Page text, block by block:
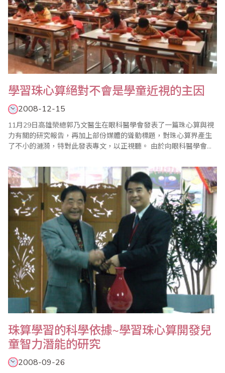
學習珠心算絕對不會是學童近視的主因
2008-12-15
11月29日高雄榮總郭乃文醫生在眼科醫學會發表了一篇珠心算與視
力有關的研究報告，再加上部份媒體的聳動標題，對珠心算界產生
了不小的漣漪，特對此發表專文，以正視聽。 由於向眼科醫學會要
門診學童中45位近視持續增加的學童作樣本進行分析，號稱發現學
習珠心算的時間與近視度數快速增加有正相關，我們無法否認郭醫
師的醫學專業，但是以「電視上出現珠..
珠算學習的科學依據~學習珠心算開發兒
童智力潛能的研究
2008-09-26